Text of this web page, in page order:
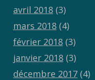
avril 2018(3)
mars 2018(4)
février 2018(3)
janvier 2018(3)
décembre 2017(4)